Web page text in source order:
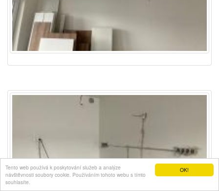
OK!
Tento web používá k poskytování služeb a analýze
návštěvnosti soubory cookie. Používáním tohoto webu s tímto
souhlasíte.